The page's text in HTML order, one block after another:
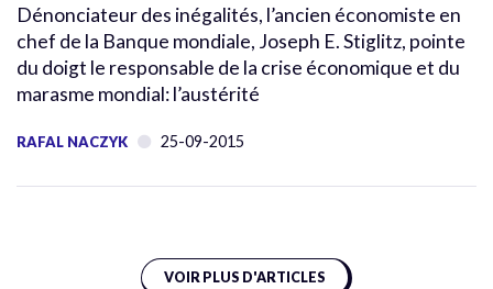
Dénonciateur des inégalités, l’ancien économiste en
chef de la Banque mondiale, Joseph E. Stiglitz, pointe
du doigt le responsable de la crise économique et du
marasme mondial: l’austérité
RAFAL NACZYK 25-09-2015
VOIR PLUS D'ARTICLES